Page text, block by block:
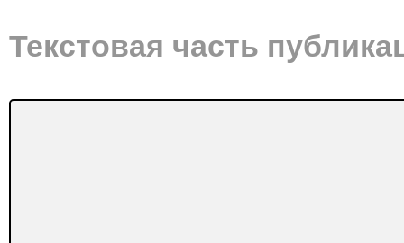
Текстовая часть